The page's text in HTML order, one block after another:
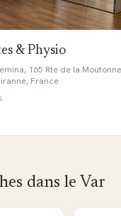
& Physio
165 Rte de la
France
dans le Var